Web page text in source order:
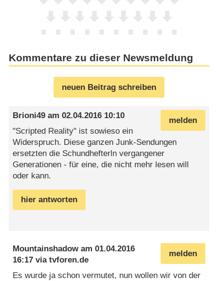
Kommentare zu dieser Newsmeldung
neuen Beitrag schreiben
melden
Brioni49 am02.04.2016 10:10
"Scripted Reality" ist sowieso ein
Widerspruch. Diese ganzen Junk-Sendungen
ersetzten die Schundhefterln vergangener
Generationen - für eine, die nicht mehr lesen will
oder kann.
hier antworten
melden
Mountainshadowam01.04.2016
16:17 viatvforen.de
Es wurde ja schon vermutet, nun wollen wir von der